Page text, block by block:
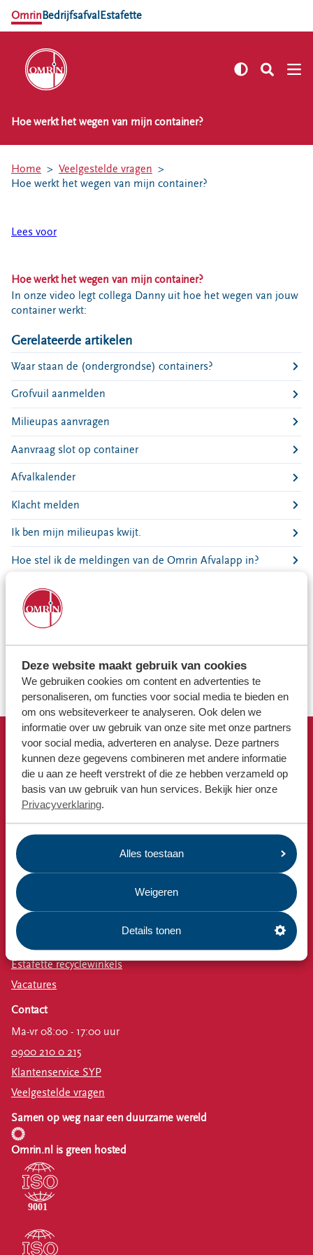
Deze website maakt gebruik van cookies
We gebruiken cookies om content en advertenties te
personaliseren, om functies voor social media te bieden en
om ons websiteverkeer te analyseren. Ook delen we
informatie over uw gebruik van onze site met onze partners
voor social media, adverteren en analyse. Deze partners
kunnen deze gegevens combineren met andere informatie
die u aan ze heeft verstrekt of die ze hebben verzameld op
basis van uw gebruik van hun services. Bekijk hier onze
Privacyverklaring.
Alles toestaan
Weigeren
Details tonen
OmrinBedrijfsafval Estafette
NL EN
Afvalkalender
Milieustraten
Kringloopspullen
Afval aanmelden
Ons verhaal
Nieuws
Ontdek Omrin
Over Omrin
Hier werken we aan
Ecopark De Wierde
Reststoffen Energie Centrale
Projecten
Contact
Storing, klacht of vraag
Klantenservice SYP
VeeIgestelde vragen
Pers
Locaties
Voor gemeenten
Voor leveranciers en bezoekers
Hoe werkt het wegen van mijn container?
Home
Veelgestelde vragen
Hoe werkt het wegen van mijn container?
Lees voor
Hoe werkt het wegen van mijn container?
In onze video legt collega Danny uit hoe het wegen van jouw
container werkt:
Gerelateerde artikelen
Waar staan de (ondergrondse) containers?
Grofvuil aanmelden
Milieupas aanvragen
Aanvraag slot op container
Afvalkalender
Klacht melden
Ik ben mijn milieupas kwijt.
Hoe stel ik de meldingen van de Omrin Afvalapp in?
Omrin Afvalapp downloaden
Ik ga verhuizen
Opschoonpakket aanvragen
Aanvraag gastles
Snel naar
Afvalkalender
Omrin Afvalapp
Afspraak milieustraat
Afval aanmelden
Bekijk ook
Nieuws
Emissiecijfers
Omrin Bedrijfsafval
Estafette recyclewinkels
Vacatures
Contact
Ma-vr 08:00 - 17:00 uur
0900 210 0 215
Klantenservice SYP
Veelgestelde vragen
Samen op weg naar een duurzame wereld
Omrin.nl is green hosted